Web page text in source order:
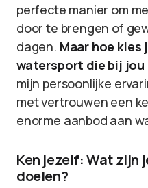
perfecte manier om
door te brengen of
dagen. Maar hoe kies
watersport die bij jou
mijn persoonlijke
met vertrouwen een
enorme aanbod aan
Ken jezelf: Wat zijn
doelen?